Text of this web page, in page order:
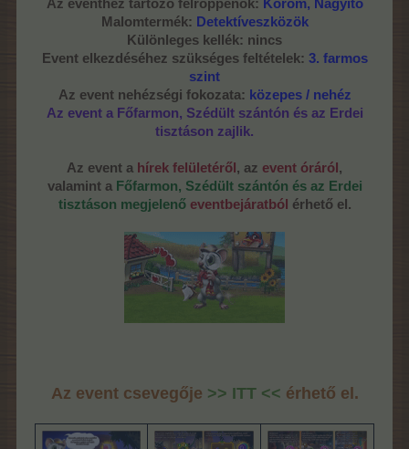
Az eventhez tartozó felröppenők: Korom, Nagyító
Malomtermék: Detektíveszközök
Különleges kellék: nincs
Event elkezdéséhez szükséges feltételek: 3. farmos
szint
Az event nehézségi fokozata: közepes / nehéz
Az event a Főfarmon, Szédült szántón és az Erdei
tisztáson zajlik.
Az event a hírek felületéről , az event óráról ,
valamint a Főfarmon, Szédült szántón és az Erdei
tisztáson megjelenő eventbejáratból érhető el.
Az event csevegője >> ITT << érhető el.